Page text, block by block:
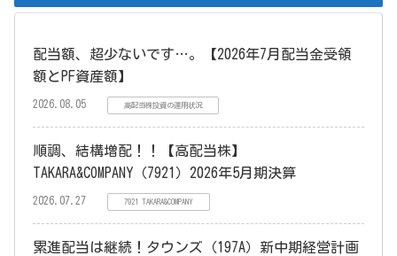
配当額、超少ないです…。【2026年7月配当金受領
額とPF資産額】
2026.08.05 高配当株投資の運用状況
順調、結構増配！！【高配当株】
TAKARA&COMPANY（7921）2026年5月期決算
2026.07.27 7921 TAKARA&COMPANY
累進配当は継続！タウンズ（197A）新中期経営計画